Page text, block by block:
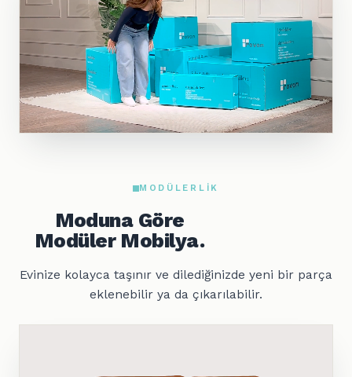
MODÜLERLIK
Moduna Göre
Modüler Mobilya.
Evinize kolayca taşınır ve dilediğinizde yeni bir parça
eklenebilir ya da çıkarılabilir.